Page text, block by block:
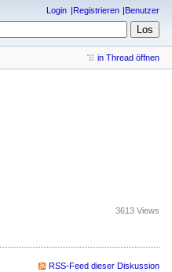
Login Registrieren Benutzer
in Thread öffnen
3613 Views
RSS-Feed dieser Diskussion